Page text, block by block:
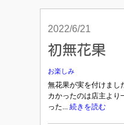
2022/6/21
初無花果
お楽しみ
無花果が実を付けまし
カかったのは店主より
った... 続きを読む